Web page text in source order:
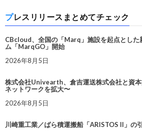
プレスリリースまとめてチェック
CBcloud、全国の「Marq」施設を起点とした
ム「MarqGO」開始
2026年8月5日
株式会社Univearth、倉吉運送株式会社と資
ネットワークを拡大〜
2026年8月5日
川崎重工業／ばら積運搬船「ARISTOS II」の